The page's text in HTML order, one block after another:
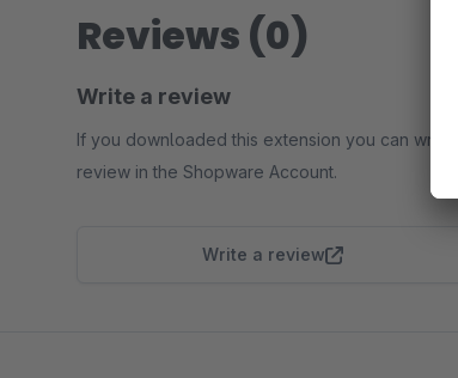
Reviews (0)
Write a review
If you downloaded this extension you can write a
review in the Shopware Account.
Write a review